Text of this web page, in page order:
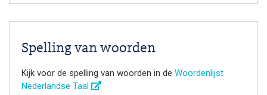
Spelling van woorden
Kijk voor de spelling van woorden in de Woordenlijst
Nederlandse Taal